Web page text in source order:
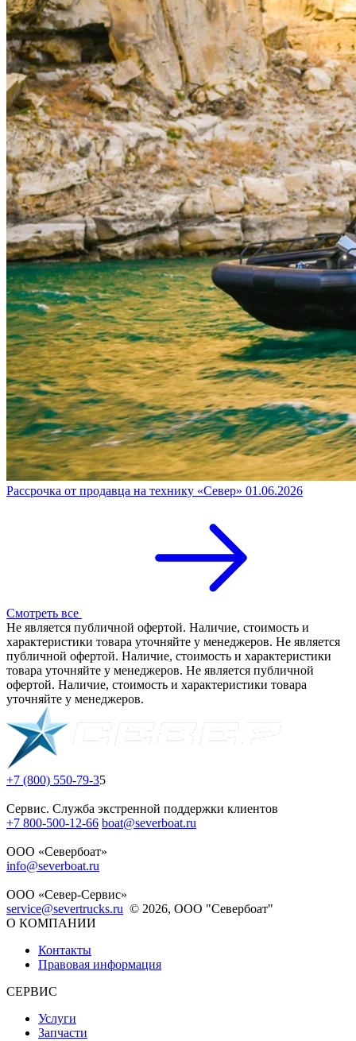
Рассрочка от продавца на технику «Север» 01.06.2026
Смотреть все
Не является публичной офертой. Наличие, стоимость и
характеристики товара уточняйте у менеджеров. Не является
публичной офертой. Наличие, стоимость и характеристики
товара уточняйте у менеджеров. Не является публичной
офертой. Наличие, стоимость и характеристики товара
уточняйте у менеджеров.
+7 (800) 550-79-35
Сервис. Служба экстренной поддержки клиентов
+7 800-500-12-66 boat@severboat.ru
ООО «Севербоат»
info@severboat.ru
ООО «Север-Сервис»
service@severtrucks.ru © 2026, ООО "Севербоат"
О КОМПАНИИ
Контакты
Правовая информация
СЕРВИС
Услуги
Запчасти